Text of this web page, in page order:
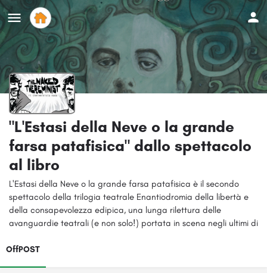
"L'Estasi della Neve o la grande
farsa patafisica" dallo spettacolo
al libro
L'Estasi della Neve o la grande farsa patafisica è il secondo
spettacolo della trilogia teatrale Enantiodromia della libertà e
della consapevolezza edipica, una lunga rilettura delle
avanguardie teatrali (e non solo!) portata in scena negli ultimi di
OffPOST